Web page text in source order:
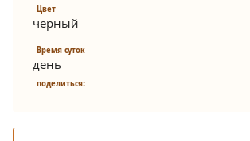
Цвет
черный
Время суток
день
поделиться: